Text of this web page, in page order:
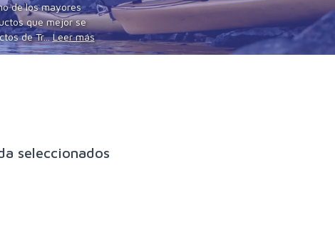
de los mayores
que mejor se
de Tr... Leer más
seleccionados